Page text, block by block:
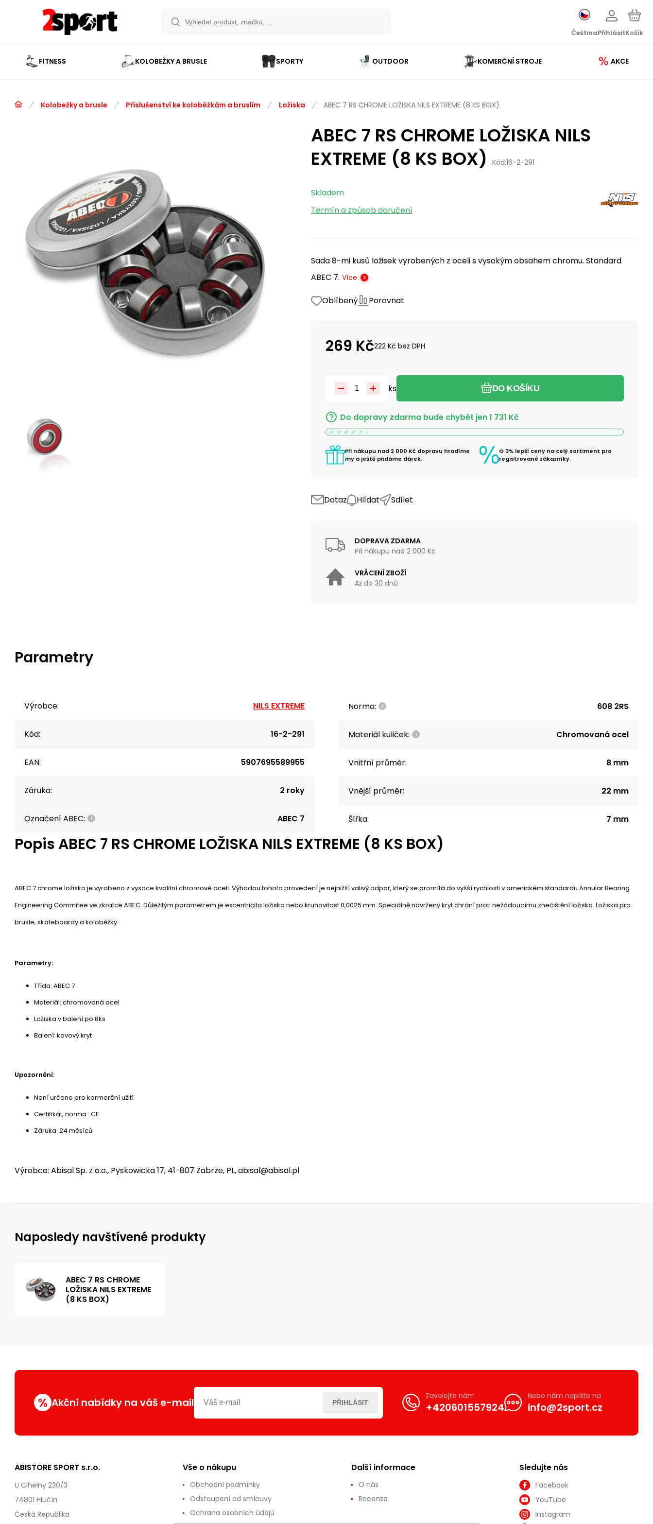
ČeštinaPřihlásitKošík
FITNESS KOLOBEŽKY A BRUSLE SPORTY OUTDOOR KOMERČNÍ STROJE AKCE
Kolobežky a brusle Příslušenství ke koloběžkám a bruslím Ložiska ABEC 7 RS CHROME LOŽISKA NILS EXTREME (8 KS BOX)
ABEC 7 RS CHROME LOŽISKA NILS
EXTREME (8 KS BOX)
Kód:16-2-291
Skladem
Termín a způsob doručení
Sada 8-mi kusů ložisek vyrobených z oceli s vysokým obsahem chromu. Standard
ABEC 7. Více
Oblíbený Porovnat
269 Kč222 Kč bez DPH
ks DO KOŠÍKU
Do dopravy zdarma bude chybět jen1 731 Kč
Při nákupu nad 2 000 Kč dopravu hradíme
my a ještě přidáme dárek.
O 3% lepší ceny na celý sortiment pro
registrované zákazníky.
Dotaz Hlídat Sdílet
DOPRAVA ZDARMA
Při nákupu nad 2 000 Kč
VRÁCENÍ ZBOŽÍ
Až do 30 dnů
Parametry
Výrobce: NILS EXTREME
Kód: 16-2-291
EAN: 5907695589955
Záruka: 2 roky
Označení ABEC: ABEC 7
Norma: 608 2RS
Materiál kuliček: Chromovaná ocel
Vnitřní průměr: 8 mm
Vnější průměr: 22 mm
Šířka: 7 mm
Popis ABEC 7 RS CHROME LOŽISKA NILS EXTREME (8 KS BOX)
ABEC 7 chrome ložisko je vyrobeno z vysoce kvalitní chromové oceli. Výhodou tohoto provedení je nejnižší valivý odpor, který se promítá do vyšší rychlosti v americkém standardu Annular Bearing
Engineering Commitee ve zkratce ABEC. Důležitým parametrem je excentricita ložiska nebo kruhovitost 0,0025 mm. Speciálně navržený kryt chrání proti nežádoucímu znečištění ložiska. Ložiska pro
brusle, skateboardy a koloběžky.
Parametry:
Třída: ABEC 7
Materiál: chromovaná ocel
Ložiska v balení po 8ks
Balení: kovový kryt
Upozornění:
Není určeno pro kormerční užití
Certifikát, norma : CE
Záruka: 24 měsíců
Výrobce: Abisal Sp. z o.o., Pyskowicka 17, 41-807 Zabrze, PL, abisal@abisal.pl
Naposledy navštívené produkty
ABEC 7 RS CHROME
LOŽISKA NILS EXTREME
(8 KS BOX)
% Akční nabídky na váš e-mail PŘIHLÁSIT
Zavolejte nám
+420601557924
Nebo nám napište na
info@2sport.cz
ABISTORE SPORT s.r.o.
U Cihelny 230/3
74801 Hlučín
Česká Republika
Vše o nákupu
Obchodní podmínky
Odstoupení od smlouvy
Ochrana osobních údajů
Další informace
O nás
Recenze
Sledujte nás
Facebook
YouTube
Instagram